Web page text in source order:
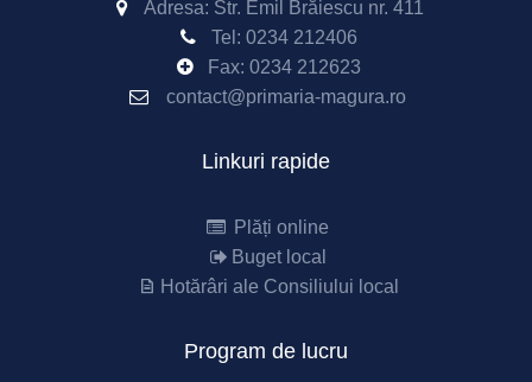
Adresa: Str. Emil Brăiescu nr. 411
Tel: 0234 212406
Fax: 0234 212623
contact@primaria-magura.ro
Linkuri rapide
Plăți online
Buget local
Hotărâri ale Consiliului local
Program de lucru